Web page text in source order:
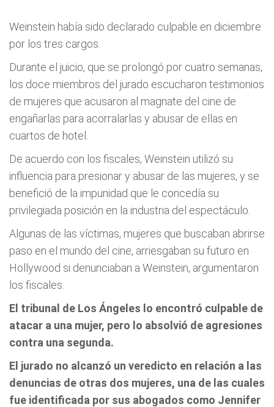
Weinstein había sido declarado culpable en diciembre
por los tres cargos.
Durante el juicio, que se prolongó por cuatro semanas,
los doce miembros del jurado escucharon testimonios
de mujeres que acusaron al magnate del cine de
engañarlas para acorralarlas y abusar de ellas en
cuartos de hotel.
De acuerdo con los fiscales, Weinstein utilizó su
influencia para presionar y abusar de las mujeres, y se
benefició de la impunidad que le concedía su
privilegiada posición en la industria del espectáculo.
Algunas de las víctimas, mujeres que buscaban abrirse
paso en el mundo del cine, arriesgaban su futuro en
Hollywood si denunciaban a Weinstein, argumentaron
los fiscales.
El tribunal de Los Ángeles lo encontró culpable de
atacar a una mujer, pero lo absolvió de agresiones
contra una segunda.
El jurado no alcanzó un veredicto en relación a las
denuncias de otras dos mujeres, una de las cuales
fue identificada por sus abogados como Jennifer